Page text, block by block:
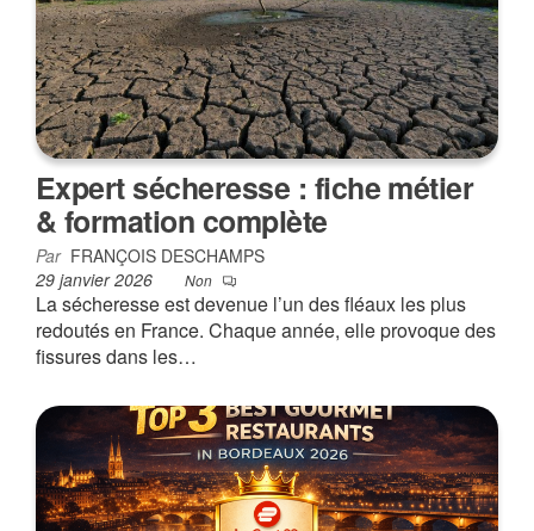
Expert sécheresse : fiche métier
& formation complète
Par FRANÇOIS DESCHAMPS
29 janvier 2026
Non
La sécheresse est devenue l’un des fléaux les plus
redoutés en France. Chaque année, elle provoque des
fissures dans les…